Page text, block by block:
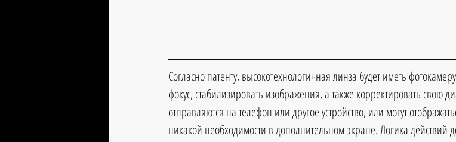
Согласно патенту, высокотехнологичная линза будет иметь
фокус, стабилизировать изображения, а также корректировать свою
отправляются на телефон или другое устройство, или могут
никакой необходимости в дополнительном экране. Логика действий